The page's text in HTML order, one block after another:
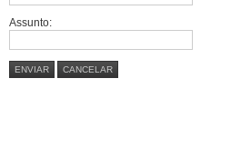
Assunto:
ENVIAR CANCELAR